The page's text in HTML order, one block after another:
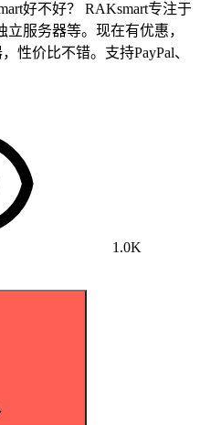
好不好？ RAKsmart专注于
服务器等。现在有优惠，
性价比不错。支持PayPal、
1.0K